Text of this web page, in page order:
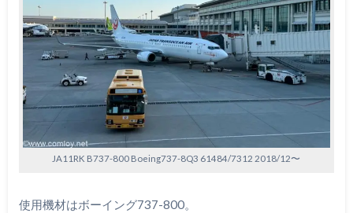
JA11RK B737-800 Boeing737-8Q3 61484/7312 2018/12〜
使用機材はボーイング737-800。